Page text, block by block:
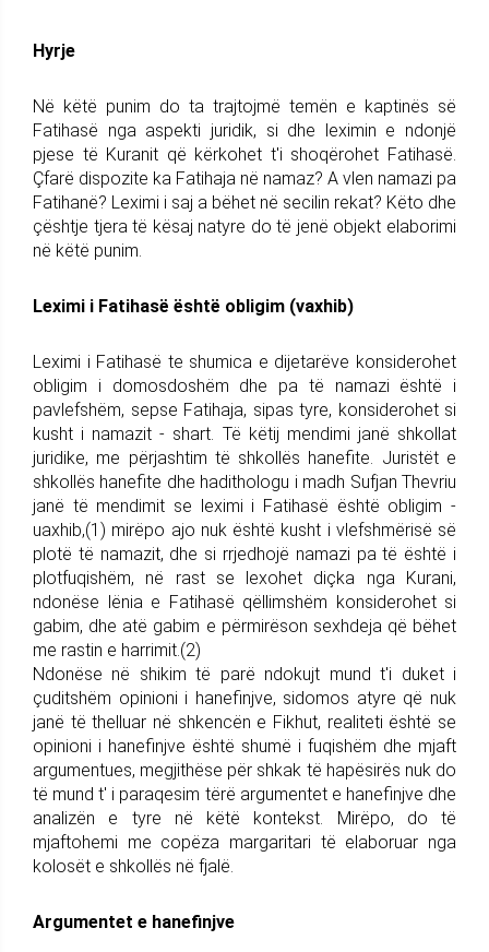
Hyrje
Në këtë punim do ta trajtojmë temën e kaptinës së
Fatihasë nga aspekti juridik, si dhe leximin e ndonjë
pjese të Kuranit që kërkohet t'i shoqërohet Fatihasë.
Çfarë dispozite ka Fatihaja në namaz? A vlen namazi pa
Fatihanë? Leximi i saj a bëhet në secilin rekat? Këto dhe
çështje tjera të kësaj natyre do të jenë objekt elaborimi
në këtë punim.
Leximi i Fatihasë është obligim (vaxhib)
Leximi i Fatihasë te shumica e dijetarëve konsiderohet
obligim i domosdoshëm dhe pa të namazi është i
pavlefshëm, sepse Fatihaja, sipas tyre, konsiderohet si
kusht i namazit - shart. Të këtij mendimi janë shkollat
juridike, me përjashtim të shkollës hanefite. Juristët e
shkollës hanefite dhe hadithologu i madh Sufjan Thevriu
janë të mendimit se leximi i Fatihasë është obligim -
uaxhib,(1) mirëpo ajo nuk është kusht i vlefshmërisë së
plotë të namazit, dhe si rrjedhojë namazi pa të është i
plotfuqishëm, në rast se lexohet diçka nga Kurani,
ndonëse lënia e Fatihasë qëllimshëm konsiderohet si
gabim, dhe atë gabim e përmirëson sexhdeja që bëhet
me rastin e harrimit.(2)
Ndonëse në shikim të parë ndokujt mund t'i duket i
çuditshëm opinioni i hanefinjve, sidomos atyre që nuk
janë të thelluar në shkencën e Fikhut, realiteti është se
opinioni i hanefinjve është shumë i fuqishëm dhe mjaft
argumentues, megjithëse për shkak të hapësirës nuk do
të mund t' i paraqesim tërë argumentet e hanefinjve dhe
analizën e tyre në këtë kontekst. Mirëpo, do të
mjaftohemi me copëza margaritari të elaboruar nga
kolosët e shkollës në fjalë.
Argumentet e hanefinjve